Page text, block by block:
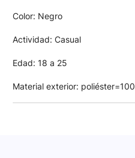
Color: Negro
Actividad: Casual
Edad: 18 a 25
Material exterior: